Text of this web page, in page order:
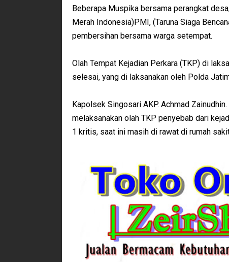
Beberapa Muspika bersama perangkat
Merah Indonesia)PMI, (Taruna Siaga
pembersihan bersama warga setempat.
Olah Tempat Kejadian Perkara (TKP) di
selesai, yang di laksanakan oleh Polda
Kapolsek Singosari AKP. Achmad
melaksanakan olah TKP penyebab dari
1 kritis, saat ini masih di rawat di rumah